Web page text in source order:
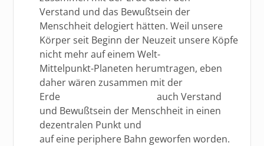
Verstand und das Bewußtsein der
Menschheit delogiert hätten. Weil unsere
Körper seit Beginn der Neuzeit unsere Köpfe
nicht mehr auf einem Welt-
Mittelpunkt-Planeten herumtragen, eben
daher wären zusammen mit der
Erde auch Verstand
und Bewußtsein der Menschheit in einen
dezentralen Punkt und
auf eine periphere Bahn geworfen worden.